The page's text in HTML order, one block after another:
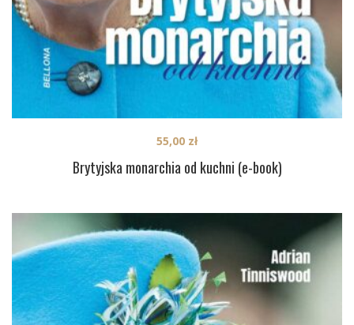
Brytyjska monarchia od kuchni (e-book)
55,00 zł